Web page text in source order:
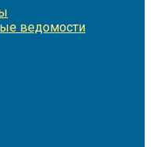
ведомости